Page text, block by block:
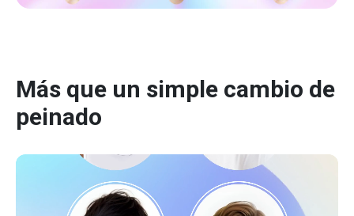
Más que un simple cambio de
peinado